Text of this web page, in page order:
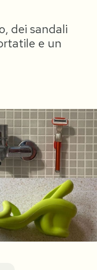
Idee
calcio 2026
dei sandali
e un